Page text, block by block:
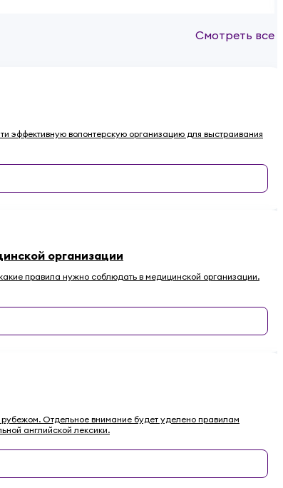
Смотреть все
эффективную волонтерскую организацию для выстраивания
организации
правила нужно соблюдать в медицинской организации.
рубежом. Отдельное внимание будет уделено правилам
английской лексики.